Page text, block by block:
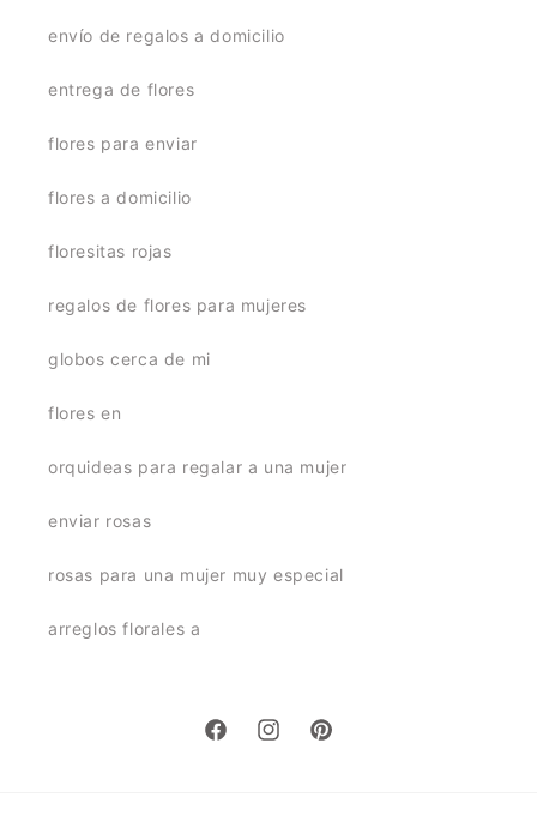
envío de regalos a domicilio
entrega de flores
flores para enviar
flores a domicilio
floresitas rojas
regalos de flores para mujeres
globos cerca de mi
flores en
orquideas para regalar a una mujer
enviar rosas
rosas para una mujer muy especial
arreglos florales a
FacebookInstagramPinterest